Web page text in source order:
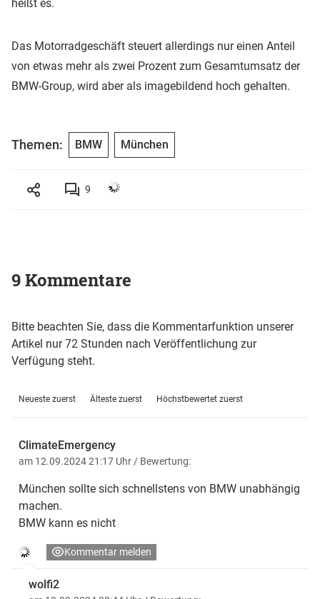
heißt es.
Das Motorradgeschäft steuert allerdings nur einen Anteil
von etwas mehr als zwei Prozent zum Gesamtumsatz der
BMW-Group, wird aber als imagebildend hoch gehalten.
Themen: BMW München
9
9 Kommentare
Bitte beachten Sie, dass die Kommentarfunktion unserer
Artikel nur 72 Stunden nach Veröffentlichung zur
Verfügung steht.
Neueste zuerst Älteste zuerst Höchstbewertet zuerst
ClimateEmergency
am 12.09.2024 21:17 Uhr / Bewertung:
München sollte sich schnellstens von BMW unabhängig
machen.
BMW kann es nicht
Kommentar melden
wolfi2